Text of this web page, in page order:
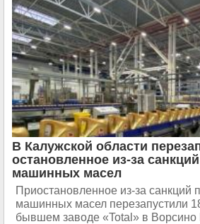
В Калужской области
остановленное из-за
машинных масел
Приостановленное из-за санкций
машинных масел перезапустили
бывшем заводе «Total» в Ворсино